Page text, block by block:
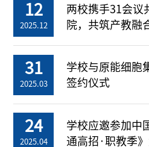
12
2025.12
两校携手31会议
院，共筑产教融
31
2025.03
学校与原能细胞
签约仪式
24
2025.04
学校应邀参加中
通高招·职教季